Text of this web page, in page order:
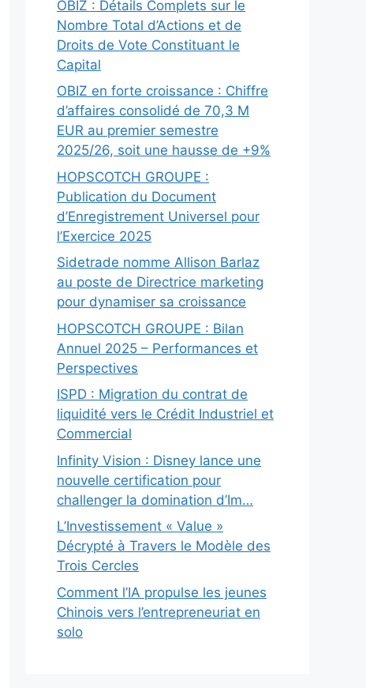
OBIZ : Détails Complets sur le
Nombre Total d’Actions et de
Droits de Vote Constituant le
Capital
OBIZ en forte croissance : Chiffre
d’affaires consolidé de 70,3 M
EUR au premier semestre
2025/26, soit une hausse de +9%
HOPSCOTCH GROUPE :
Publication du Document
d’Enregistrement Universel pour
l’Exercice 2025
Sidetrade nomme Allison Barlaz
au poste de Directrice marketing
pour dynamiser sa croissance
HOPSCOTCH GROUPE : Bilan
Annuel 2025 – Performances et
Perspectives
ISPD : Migration du contrat de
liquidité vers le Crédit Industriel et
Commercial
Infinity Vision : Disney lance une
nouvelle certification pour
challenger la domination d’Im…
L’Investissement « Value »
Décrypté à Travers le Modèle des
Trois Cercles
Comment l’IA propulse les jeunes
Chinois vers l’entrepreneuriat en
solo